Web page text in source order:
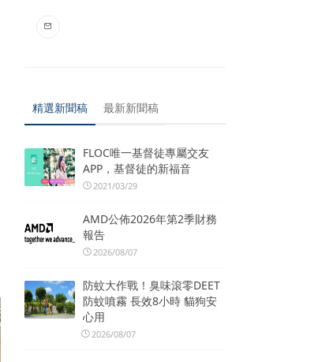
精選新聞稿 最新新聞稿
FLOC唯一基督徒專屬交友
APP，基督徒的新福音
2021/03/29
AMD公佈2026年第2季財務
報告
2026/08/07
防蚊大作戰！臭味滾零DEET
防蚊噴霧 長效8小時 貓狗安
心用
2026/08/07